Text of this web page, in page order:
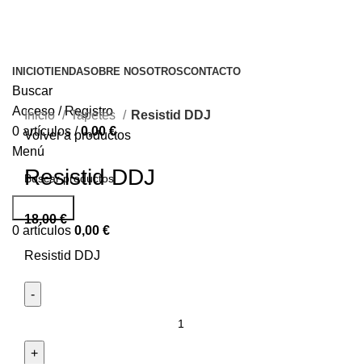
INICIOTIENDASOBRE NOSOTROSCONTACTO
Buscar
Acceso / Registro
0 artículos / 0,00€
Menú
0 artículos 0,00 €
Inicio Tapetes
Resistid DDJ
Volver a productos
Resistid DDJ
18,00€
Resistid DDJ